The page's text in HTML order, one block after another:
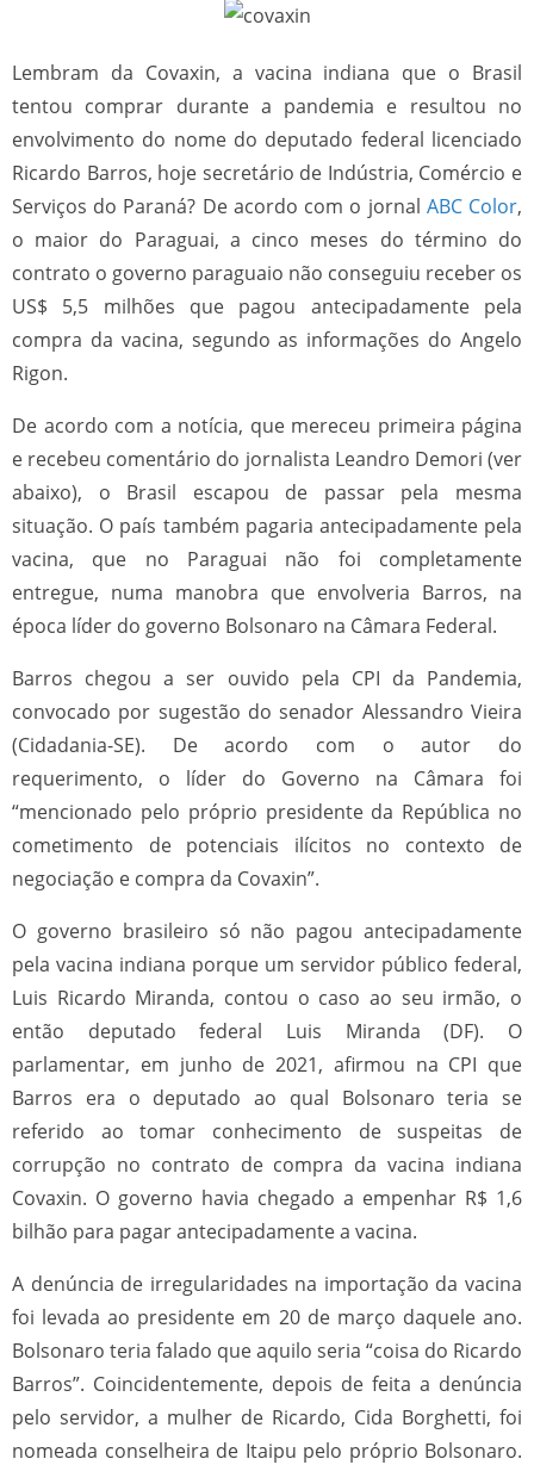
Lembram da Covaxin, a vacina indiana que o Brasil
tentou comprar durante a pandemia e resultou no
envolvimento do nome do deputado federal licenciado
Ricardo Barros, hoje secretário de Indústria, Comércio e
Serviços do Paraná? De acordo com o jornal ABC Color,
o maior do Paraguai, a cinco meses do término do
contrato o governo paraguaio não conseguiu receber os
US$ 5,5 milhões que pagou antecipadamente pela
compra da vacina, segundo as informações do Angelo
Rigon.
De acordo com a notícia, que mereceu primeira página
e recebeu comentário do jornalista Leandro Demori (ver
abaixo), o Brasil escapou de passar pela mesma
situação. O país também pagaria antecipadamente pela
vacina, que no Paraguai não foi completamente
entregue, numa manobra que envolveria Barros, na
época líder do governo Bolsonaro na Câmara Federal.
Barros chegou a ser ouvido pela CPI da Pandemia,
convocado por sugestão do senador Alessandro Vieira
(Cidadania-SE). De acordo com o autor do
requerimento, o líder do Governo na Câmara foi
“mencionado pelo próprio presidente da República no
cometimento de potenciais ilícitos no contexto de
negociação e compra da Covaxin”.
O governo brasileiro só não pagou antecipadamente
pela vacina indiana porque um servidor público federal,
Luis Ricardo Miranda, contou o caso ao seu irmão, o
então deputado federal Luis Miranda (DF). O
parlamentar, em junho de 2021, afirmou na CPI que
Barros era o deputado ao qual Bolsonaro teria se
referido ao tomar conhecimento de suspeitas de
corrupção no contrato de compra da vacina indiana
Covaxin. O governo havia chegado a empenhar R$ 1,6
bilhão para pagar antecipadamente a vacina.
A denúncia de irregularidades na importação da vacina
foi levada ao presidente em 20 de março daquele ano.
Bolsonaro teria falado que aquilo seria “coisa do Ricardo
Barros”. Coincidentemente, depois de feita a denúncia
pelo servidor, a mulher de Ricardo, Cida Borghetti, foi
nomeada conselheira de Itaipu pelo próprio Bolsonaro.